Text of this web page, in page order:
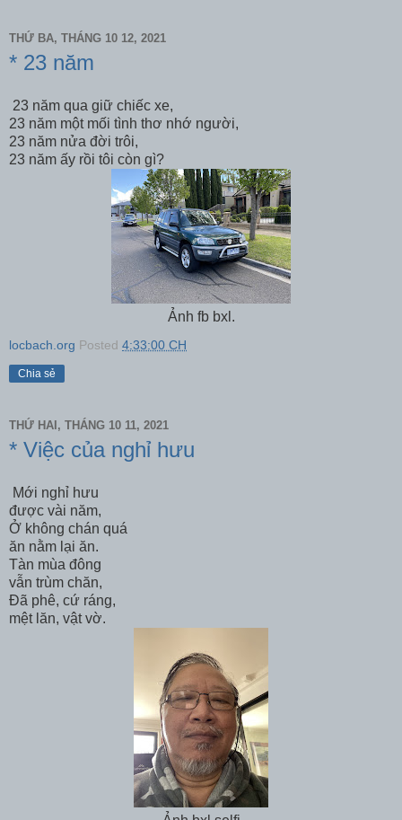
THỨ BA, THÁNG 10 12, 2021
* 23 năm
23 năm qua giữ chiếc xe,
23 năm một mối tình thơ nhớ người,
23 năm nửa đời trôi,
23 năm ấy rồi tôi còn gì?
Ảnh fb bxl.
locbach.org Posted 4:33:00 CH
Chia sẻ
THỨ HAI, THÁNG 10 11, 2021
* Việc của nghỉ hưu
Mới nghỉ hưu
được vài năm,
Ở không chán quá
ăn nằm lại ăn.
Tàn mùa đông
vẫn trùm chăn,
Đã phê, cứ ráng,
mệt lăn, vật vờ.